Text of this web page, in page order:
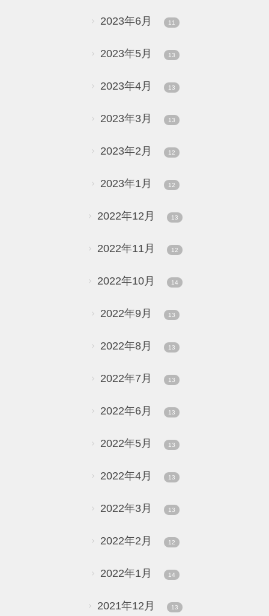
2023年6月 11
2023年5月 13
2023年4月 13
2023年3月 13
2023年2月 12
2023年1月 12
2022年12月 13
2022年11月 12
2022年10月 14
2022年9月 13
2022年8月 13
2022年7月 13
2022年6月 13
2022年5月 13
2022年4月 13
2022年3月 13
2022年2月 12
2022年1月 14
2021年12月 13